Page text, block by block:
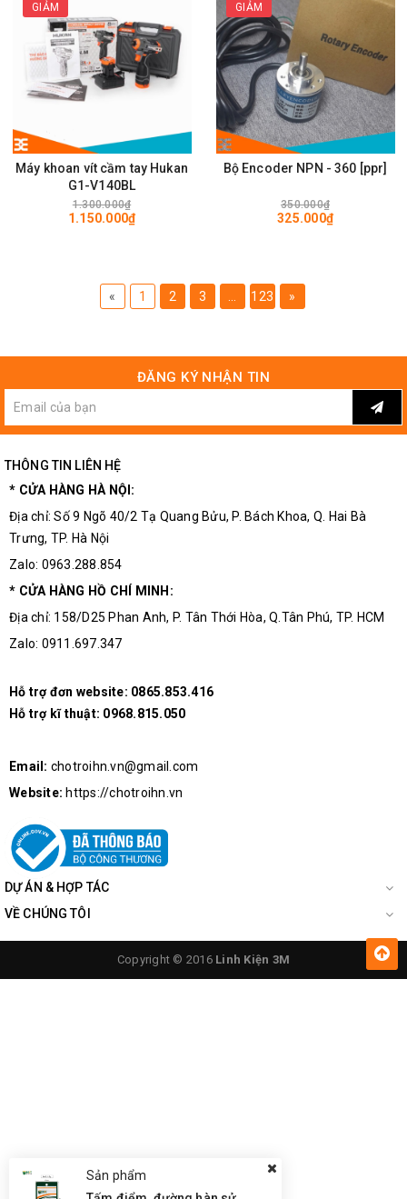
GIẢM
Máy khoan vít cầm tay Hukan
G1-V140BL
1.300.000₫
1.150.000₫
GIẢM
Bộ Encoder NPN - 360 [ppr]
350.000₫
325.000₫
« 1 2 3 123 »
ĐĂNG KÝ NHẬN TIN
THÔNG TIN LIÊN HỆ
* CỬA HÀNG HÀ NỘI:
Địa chỉ: Số 9 Ngõ 40/2 Tạ Quang Bửu, P. Bách Khoa, Q. Hai Bà
Trưng, TP. Hà Nội
Zalo: 0963.288.854
* CỬA HÀNG HỒ CHÍ MINH:
Địa chỉ: 158/D25 Phan Anh, P. Tân Thới Hòa, Q.Tân Phú, TP. HCM
Zalo: 0911.697.347
Hỗ trợ đơn website: 0865.853.416
Hỗ trợ kĩ thuật: 0968.815.050
Email: chotroihn.vn@gmail.com
Website: https://chotroihn.vn
DỰ ÁN & HỢP TÁC
VỀ CHÚNG TÔI
Copyright © 2016 Linh Kiện 3M
Sản phẩm